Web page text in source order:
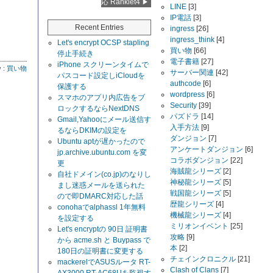
: 買い物
応 Ranklet4
Recent Entries
Let's encrypt OCSP stapling
停止手続き
iPhone スクリーンタイムで
パスコード設定しiCloudを
保護する
スマホのアプリ内広告をブ
ロックするならNextDNS
Gmail,Yahooにメール送信す
るならDKIMの設定を
Ubuntu aptが遅かったので
jp.archive.ubuntu.com を変
更
自社ドメイン(co.jp)のなりし
まし迷惑メールを送られた
ので即DMARC対応した話
conohaでalphassl 1年無料
を設定する
Let's encryptの 90日 証明書
から acme.sh と Buypass で
180日の証明書に変更する
mackerelでASUSルータ RT-
LINE [3]
IP電話 [3]
ingress [26]
ingress_think [4]
買い物 [66]
電子書籍 [27]
サーバー関連 [42]
authcode [6]
wordpress [6]
Security [39]
パズドラ [14]
入手方法 [9]
ダンジョン [7]
アンケートダンジョン [6]
コラボダンジョン [22]
海賊龍シリーズ [2]
神秘龍シリーズ [5]
戦国龍シリーズ [5]
歴龍シリーズ [4]
機械龍シリーズ [4]
ミリオンイベント [25]
攻略 [9]
本 [2]
チェインクロニクル [21]
Clash of Clans [7]